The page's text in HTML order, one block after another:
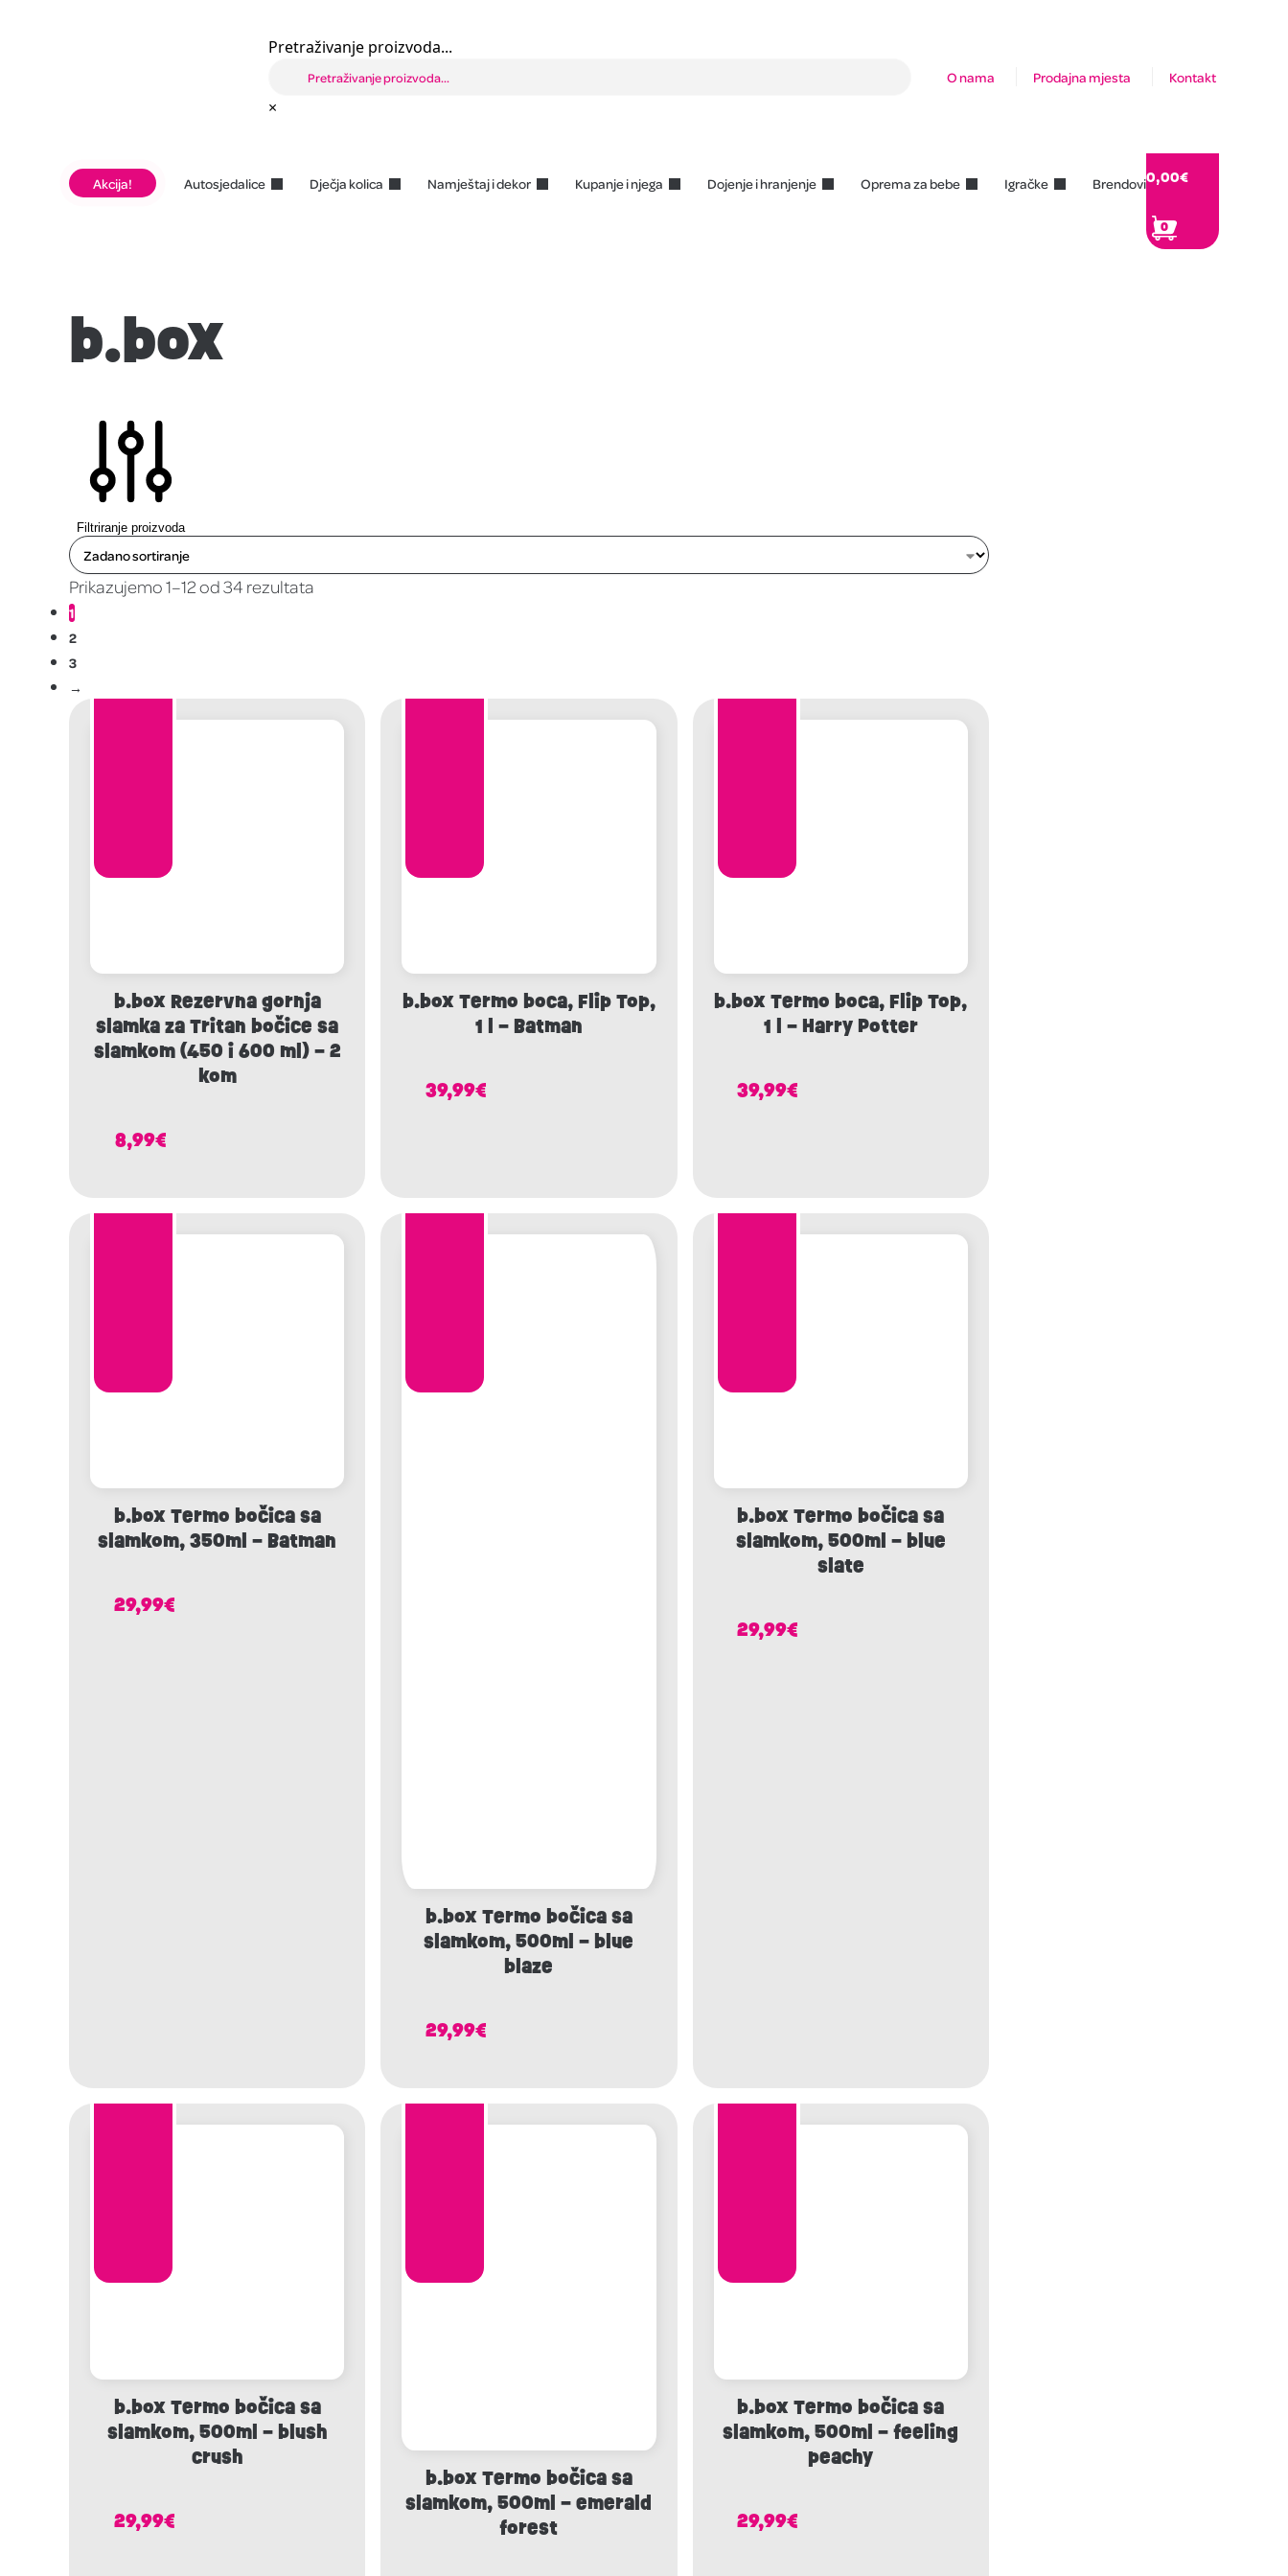
Pretraživanje proizvoda...
×
O nama Prodajna mjesta Kontakt
Akcija! Autosjedalice Dječja kolica Namještaj i dekor Kupanje i njega Dojenje i hranjenje Oprema za bebe Igračke Brendovi0,00€
0
b.box
Filtriranje proizvoda
Prikazujemo 1–12 od 34 rezultata
1
2
3
→
b.box Rezervna gornja
slamka za Tritan bočice sa
slamkom (450 i 600 ml) – 2
kom
8,99€
b.box Termo boca, Flip Top,
1 l – Batman
39,99€
b.box Termo boca, Flip Top,
1 l – Harry Potter
39,99€
b.box Termo bočica sa
slamkom, 350ml – Batman
29,99€
b.box Termo bočica sa
slamkom, 500ml – blue
blaze
29,99€
b.box Termo bočica sa
slamkom, 500ml – blue
slate
29,99€
b.box Termo bočica sa
slamkom, 500ml – blush
crush
29,99€
b.box Termo bočica sa
slamkom, 500ml – emerald
forest
b.box Termo bočica sa
slamkom, 500ml – feeling
peachy
29,99€